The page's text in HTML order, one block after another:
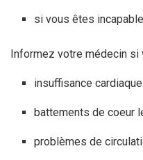
si vous êtes incapable
Informez votre médecin si
insuffisance
battements de coeur
problèmes de